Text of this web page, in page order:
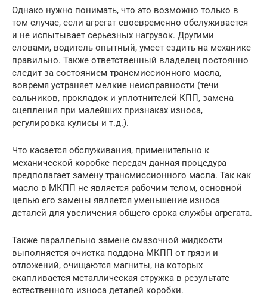
Однако нужно понимать, что это возможно только в
том случае, если агрегат своевременно обслуживается
и не испытывает серьезных нагрузок. Другими
словами, водитель опытный, умеет ездить на механике
правильно. Также ответственный владелец постоянно
следит за состоянием трансмиссионного масла,
вовремя устраняет мелкие неисправности (течи
сальников, прокладок и уплотнителей КПП, замена
сцепления при малейших признаках износа,
регулировка кулисы и т.д.).
Что касается обслуживания, применительно к
механической коробке передач данная процедура
предполагает замену трансмиссионного масла. Так как
масло в МКПП не является рабочим телом, основной
целью его замены является уменьшение износа
деталей для увеличения общего срока службы агрегата.
Также параллельно замене смазочной жидкости
выполняется очистка поддона МКПП от грязи и
отложений, очищаются магниты, на которых
скапливается металлическая стружка в результате
естественного износа деталей коробки.